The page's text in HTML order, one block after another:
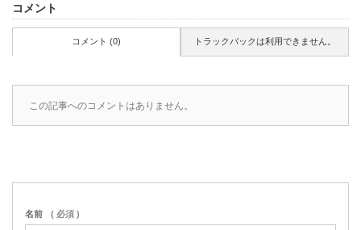
コメント
コメント (0) トラックバックは利用できません。
この記事へのコメントはありません。
名前 ( 必須 )